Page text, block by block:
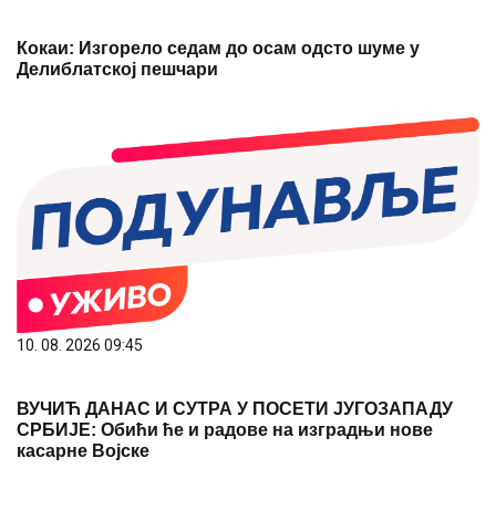
Кокаи: Изгорело седам до осам одсто шуме у
Делиблатској пешчари
10. 08. 2026 09:45
ВУЧИЋ ДАНАС И СУТРА У ПОСЕТИ ЈУГОЗАПАДУ
СРБИЈЕ: Обићи ће и радове на изградњи нове
касарне Војске